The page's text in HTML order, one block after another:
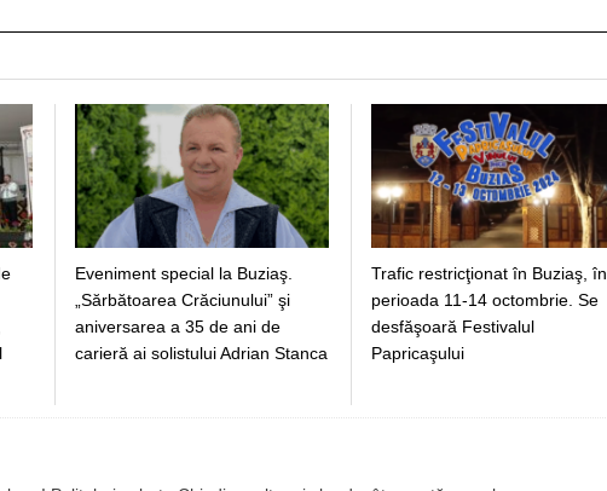
Eveniment special la Buziaş.
„Sărbătoarea Crăciunului” şi
aniversarea a 35 de ani de
carieră ai solistului Adrian Stanca
Trafic restricţionat în Buziaş, în
perioada 11-14 octombrie. Se
desfăşoară Festivalul
Papricaşului